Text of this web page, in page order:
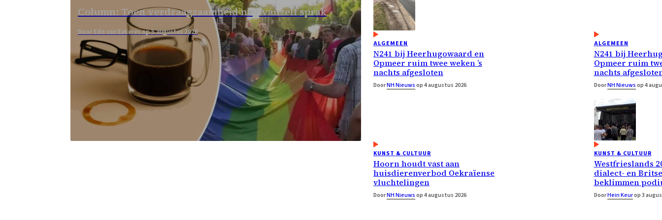
Column: Toen verdraagzaamheid nog vanzelf sprak
Door Edo van Eekeres op 5 augustus 2026
ALGEMEEN
N241 bij Heerhugowaard en
Opmeer ruim twee weken ’s
nachts afgesloten
DoorNH Nieuwsop 4 augustus 2026
ALGEMEEN
N241 bij
Opmeer ruim
nachts
DoorNH Nieuwsop 4
KUNST & CULTUUR
Hoorn houdt vast aan
huisdierenverbod Oekraïense
vluchtelingen
DoorNH Nieuwsop 4 augustus 2026
KUNST & CULTUUR
Westfrieslands
dialect- en
beklimmen
DoorHein Keurop 3